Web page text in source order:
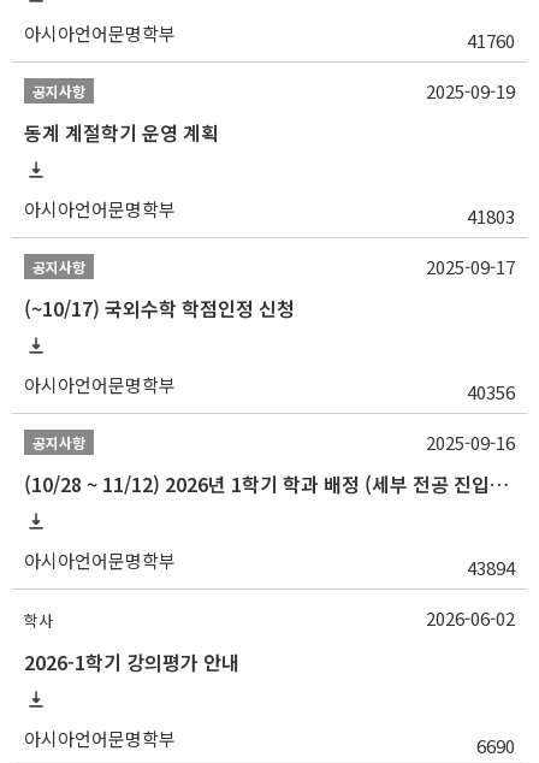
아시아언어문명학부 41760
공지사항
동계 계절학기 운영 계획
아시아언어문명학부 41803
2025-09-19
공지사항
(~10/17) 국외수학 학점인정 신청
아시아언어문명학부 40356
2025-09-17
공지사항
(10/28 ~ 11/12) 2026년 1학기 학과 배정 (세부 전공 진입) 안내
아시아언어문명학부 43894
2025-09-16
학사
2026-1학기 강의평가 안내
아시아언어문명학부 6690
2026-06-02